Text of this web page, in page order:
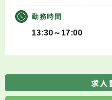
勤務時間
13:30～17:00
求人